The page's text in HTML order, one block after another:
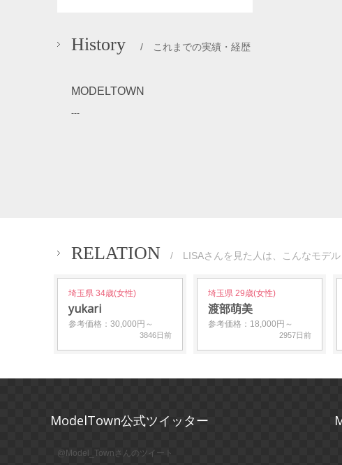
History / これまでの実績・経歴
MODELTOWN
---
RELATION / LISAさんを見た人は、こんなモデル
埼玉県 34歳(女性)
yukari
参考価格：30,000円～
3846日前
埼玉県 29歳(女性)
渡部萌美
参考価格：18,000円～
2957日前
ModelTown公式ツイッター
@Model_Townさんのツイート